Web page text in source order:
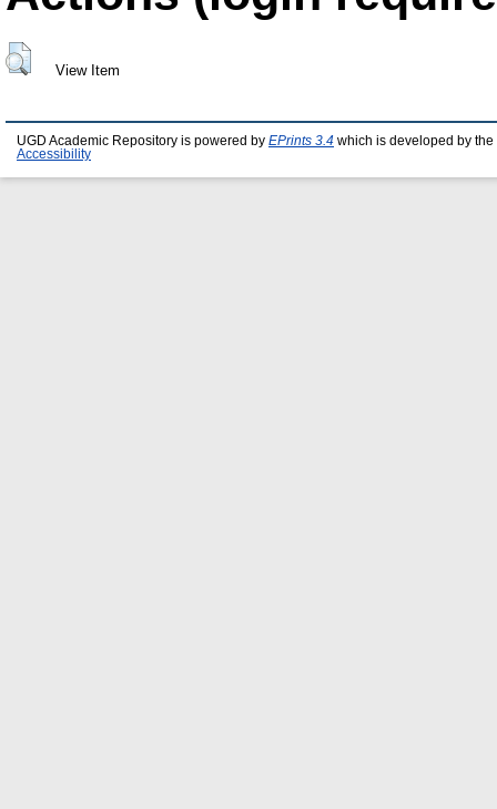
View Item
UGD Academic Repository is powered by EPrints 3.4 which is developed by the
Accessibility